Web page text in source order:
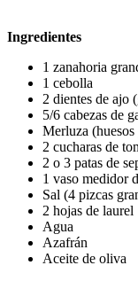
Ingredientes
1 zanahoria
1 cebolla
2 dientes de ajo
5/6 cabezas de
Merluza (huesos
2 cucharas de
2 o 3 patas de
1 vaso medidor
Sal (4 pizcas
2 hojas de laurel
Agua
Azafrán
Aceite de oliva